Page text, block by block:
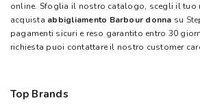
online. Sfoglia il nostro catalogo, scegli il tuo
acquista abbigliamento Barbour donna su
pagamenti sicuri e reso garantito entro 30
richiesta puoi contattare il nostro customer
Top Brands